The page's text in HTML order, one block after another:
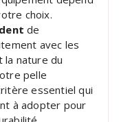
choix.
de
avec les
la nature du
pelle
essentiel qui
à adopter pour